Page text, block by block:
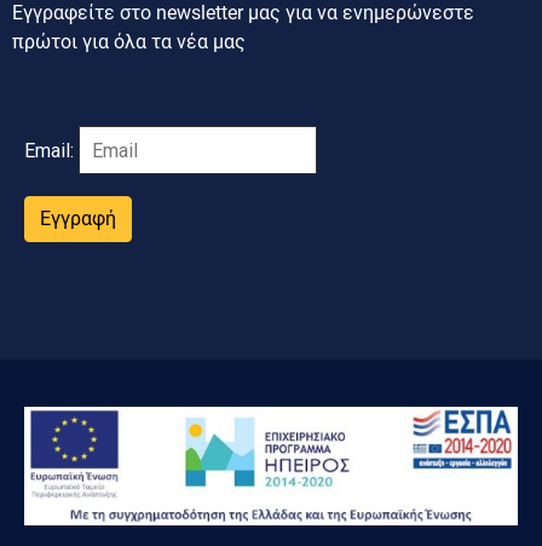
Εγγραφείτε στο newsletter μας για να ενημερώνεστε
πρώτοι για όλα τα νέα μας
Email:
Εγγραφή